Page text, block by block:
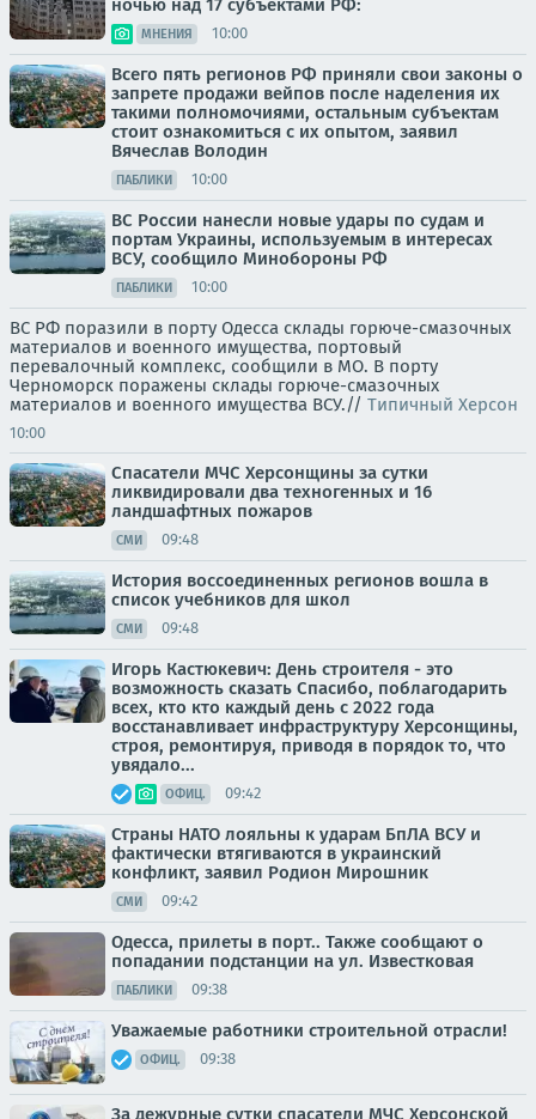
ночью над 17 субъектами РФ:
МНЕНИЯ 10:00
Всего пять регионов РФ приняли свои законы о
запрете продажи вейпов после наделения их
такими полномочиями, остальным субъектам
стоит ознакомиться с их опытом, заявил
Вячеслав Володин
ПАБЛИКИ 10:00
ВС России нанесли новые удары по судам и
портам Украины, используемым в интересах
ВСУ, сообщило Минобороны РФ
ПАБЛИКИ 10:00
ВС РФ поразили в порту Одесса склады горюче-смазочных
материалов и военного имущества, портовый
перевалочный комплекс, сообщили в МО. В порту
Черноморск поражены склады горюче-смазочных
материалов и военного имущества ВСУ.// Типичный Херсон
10:00
Спасатели МЧС Херсонщины за сутки
ликвидировали два техногенных и 16
ландшафтных пожаров
СМИ 09:48
История воссоединенных регионов вошла в
список учебников для школ
СМИ 09:48
Игорь Кастюкевич: День строителя - это
возможность сказать Спасибо, поблагодарить
всех, кто кто каждый день с 2022 года
восстанавливает инфраструктуру Херсонщины,
строя, ремонтируя, приводя в порядок то, что
увядало...
ОФИЦ. 09:42
Страны НАТО лояльны к ударам БпЛА ВСУ и
фактически втягиваются в украинский
конфликт, заявил Родион Мирошник
СМИ 09:42
Одесса, прилеты в порт.. Также сообщают о
попадании подстанции на ул. Известковая
ПАБЛИКИ 09:38
Уважаемые работники строительной отрасли!
ОФИЦ. 09:38
За дежурные сутки спасатели МЧС Херсонской